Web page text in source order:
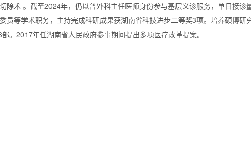
除术 。截至2024年，仍以普外科主任医师身份参与基层义诊服务，单日接诊
员等学术职务，主持完成科研成果获湖南省科技进步二等奖3项。培养硕博研
。2017年任湖南省人民政府参事期间提出多项医疗改革提案。